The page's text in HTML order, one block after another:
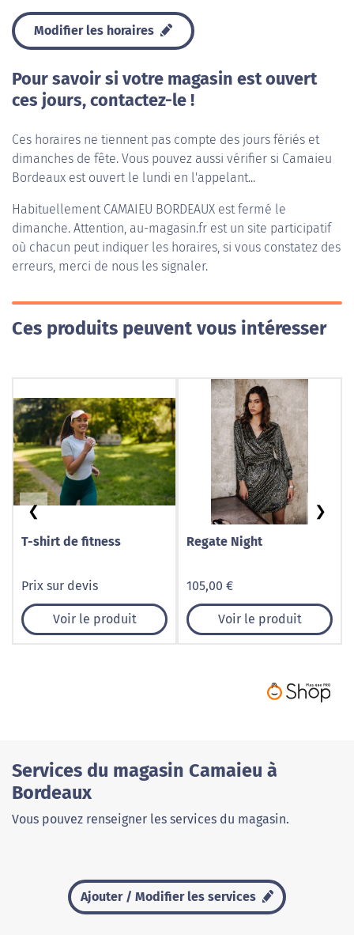
Modifier les horaires
Pour savoir si votre magasin est ouvert
ces jours, contactez-le !
Ces horaires ne tiennent pas compte des jours fériés et
dimanches de fête. Vous pouvez aussi vérifier si Camaieu
Bordeaux est ouvert le lundi en l'appelant...
Habituellement CAMAIEU BORDEAUX est fermé le
dimanche. Attention, au-magasin.fr est un site participatif
où chacun peut indiquer les horaires, si vous constatez des
erreurs, merci de nous les signaler.
Ces produits peuvent vous intéresser
T-shirt de fitness
Prix sur devis
Voir le produit
Regate Night
105,00 €
Voir le produit
❮ ❯
Services du magasin Camaieu à
Bordeaux
Vous pouvez renseigner les services du magasin.
Ajouter / Modifier les services